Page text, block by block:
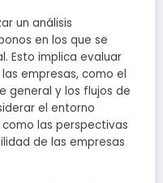
un análisis
en los que se
Esto implica evaluar
empresas, como el
general y los flujos de
el entorno
las perspectivas
de las empresas